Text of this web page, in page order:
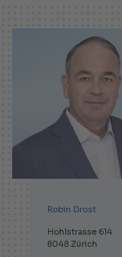
Robin Drost
Hohlstrasse 614
8048 Zürich